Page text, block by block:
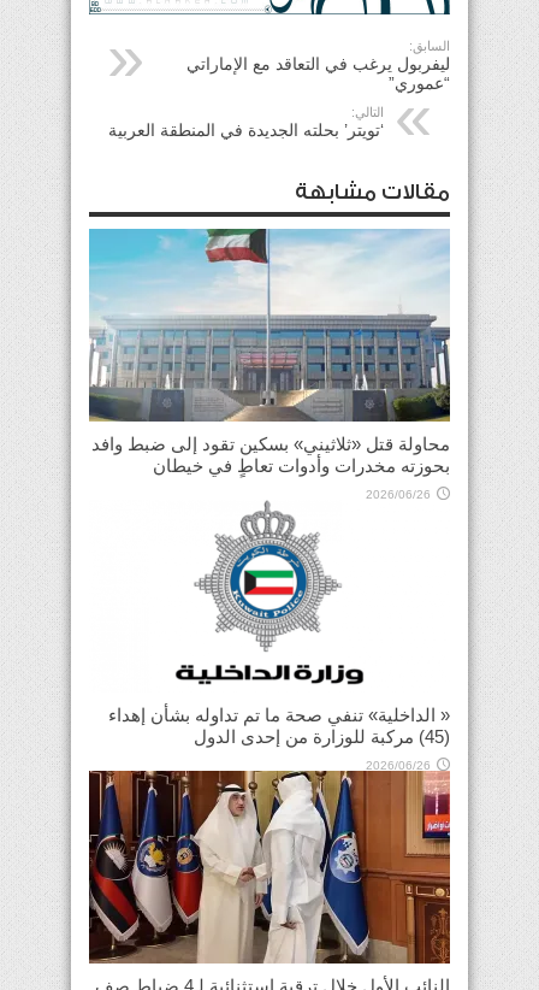
السابق:
ليفربول يرغب في التعاقد مع الإماراتي
“عموري”
التالي:
‘تويتر’ بحلته الجديدة في المنطقة العربية
مقالات مشابهة
محاولة قتل «ثلاثيني» بسكين تقود إلى ضبط وافد
بحوزته مخدرات وأدوات تعاطٍ في خيطان
2026/06/26
« الداخلية» تنفي صحة ما تم تداوله بشأن إهداء
(45) مركبة للوزارة من إحدى الدول
2026/06/26